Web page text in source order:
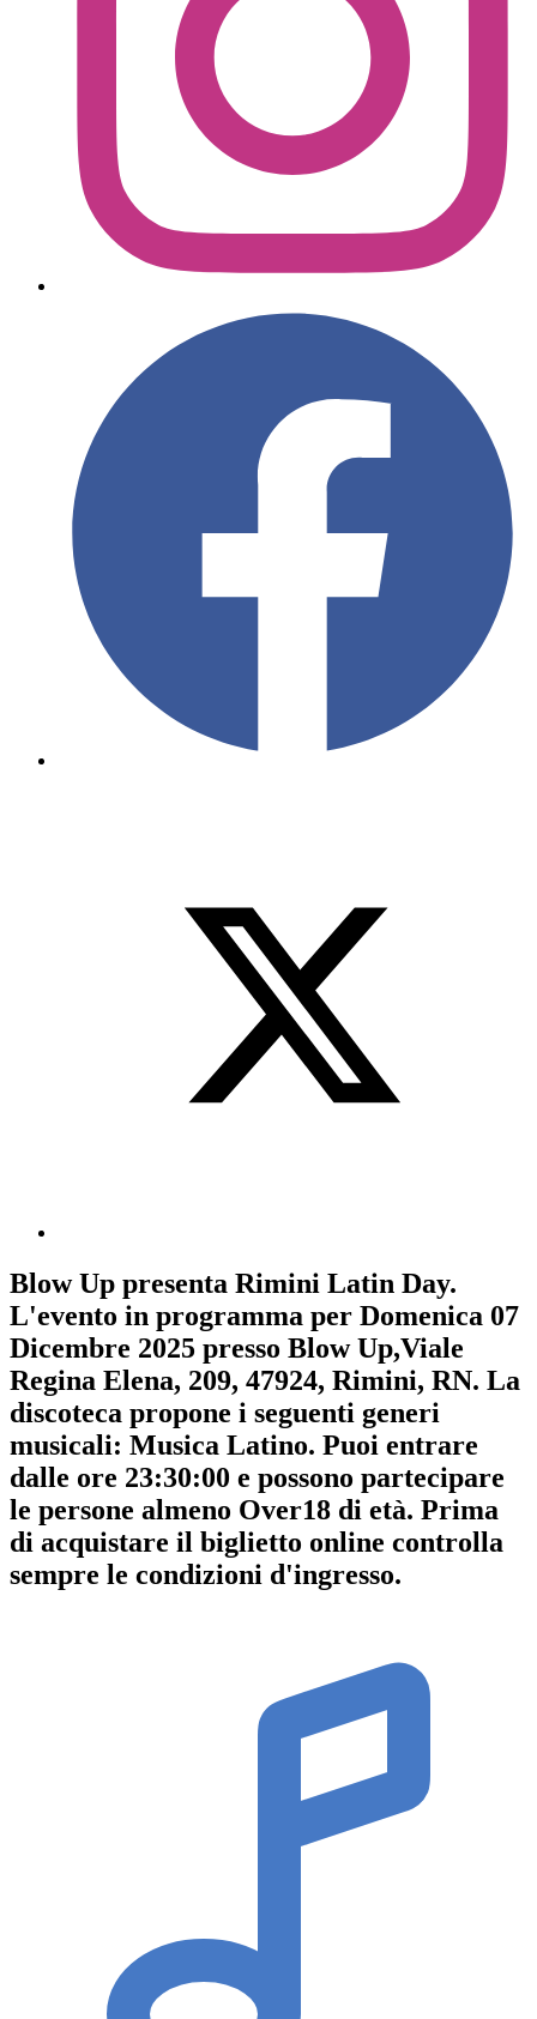
Blow Up presenta Rimini Latin Day.
L'evento in programma per Domenica 07
Dicembre 2025 presso Blow Up,Viale
Regina Elena, 209, 47924, Rimini, RN. La
discoteca propone i seguenti generi
musicali: Musica Latino. Puoi entrare
dalle ore 23:30:00 e possono partecipare
le persone almeno Over18 di età. Prima
di acquistare il biglietto online controlla
sempre le condizioni d'ingresso.